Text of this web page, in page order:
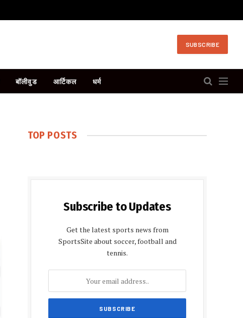
SUBSCRIBE
बॉलीवुड आर्टिकल धर्म
TOP POSTS
Subscribe to Updates
Get the latest sports news from
SportsSite about soccer, football and
tennis.